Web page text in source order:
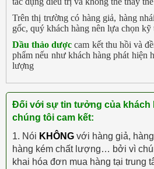
Trên thị trường có hàng giả, hàng
gốc, quý khách hàng nên lựa chọn
Dầu thảo dược cam kết thu hồi và
phẩm nếu như khách hàng phát hiện
lượng
Đối với sự tin tưởng của khách
chúng tôi cam kết:
1. Nói KHÔNG với hàng giả,
hàng kém chất lượng… bởi vì
khai hóa đơn mua hàng tại trung